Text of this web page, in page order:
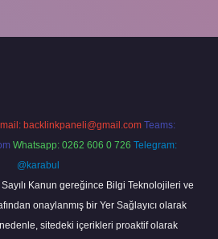
backlinkpaneli@gmail.com Teams:
Whatsapp: 0262 606 0 726 Telegram:
@karabul
Kanun gereğince Bilgi Teknolojileri ve
onaylanmış bir Yer Sağlayıcı olarak
sitedeki içerikleri proaktif olarak